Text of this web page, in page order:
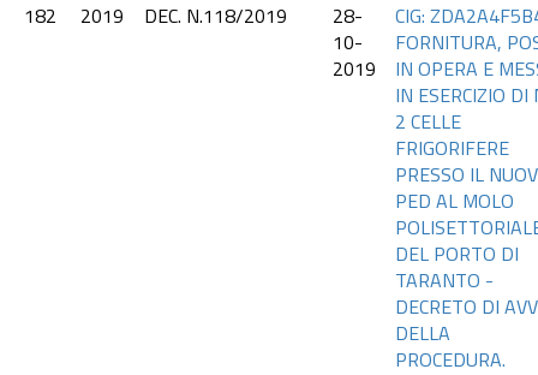
182
2019 DEC. N.118/2019
28-
10-
2019
CIG:
FORNITURA,
IN OPERA E
IN ESERCIZIO DI
2 CELLE
FRIGORIFERE
PRESSO IL
PED AL MOLO
DEL PORTO DI
TARANTO -
DECRETO DI
DELLA
PROCEDURA.